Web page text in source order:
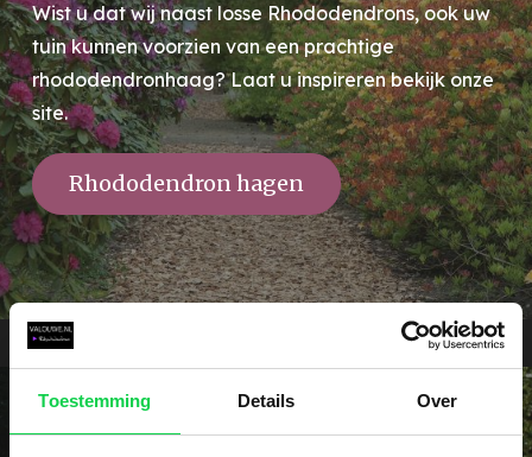
Toestemming Details Over
Wist u dat wij naast losse Rhododendrons, ook uw
tuin kunnen voorzien van een prachtige
rhododendronhaag? Laat u inspireren bekijk onze
site.
Rhododendron hagen